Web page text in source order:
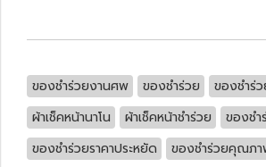
ของชำร่วยงานศพ ของชำร่วย
ของชำร่
ผ้าเช็คหน้านาโน
ผ้าเช็คหน้าชำร่วย
ของชำ
ของชำร่วยราคาประหยัด
ของชำร่วยคุณภ